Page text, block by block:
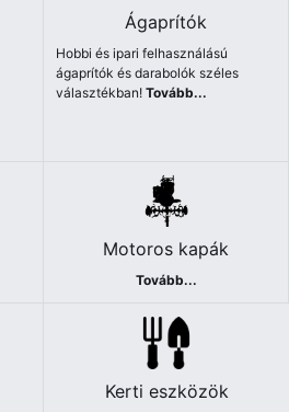
Ágaprítók
Hobbi és ipari felhasználású
ágaprítók és darabolók széles
választékban!Tovább...
Motoros kapák
Tovább...
Kerti eszközök